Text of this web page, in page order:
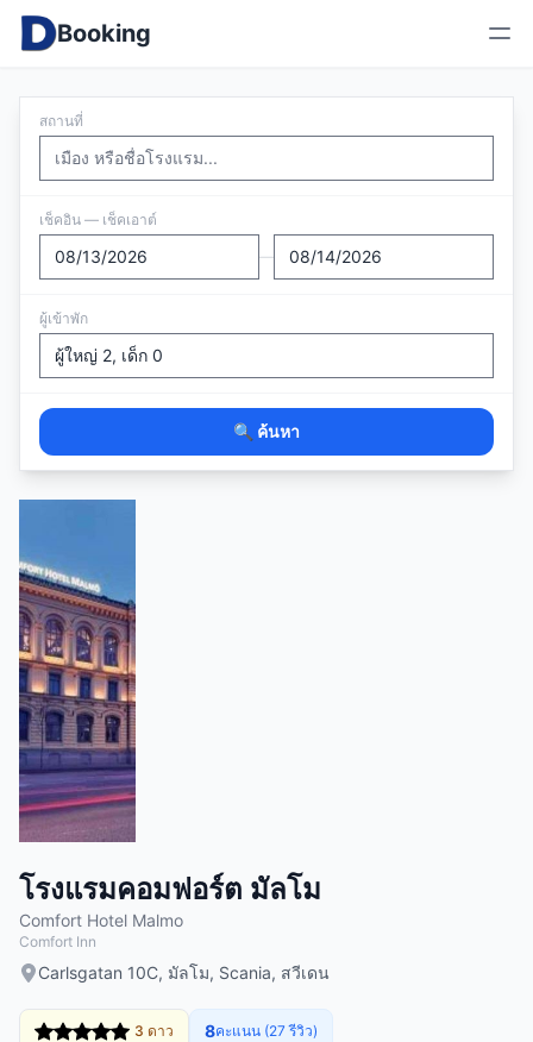
Booking
สถานที่
เช็คอิน — เช็คเอาต์
—
ผู้เข้าพัก
🔍 ค้นหา
โรงแรมคอมฟอร์ต มัลโม
Comfort Hotel Malmo
Comfort Inn
Carlsgatan 10C, มัลโม, Scania, สวีเดน
3 ดาว 8คะแนน (27 รีวิว)